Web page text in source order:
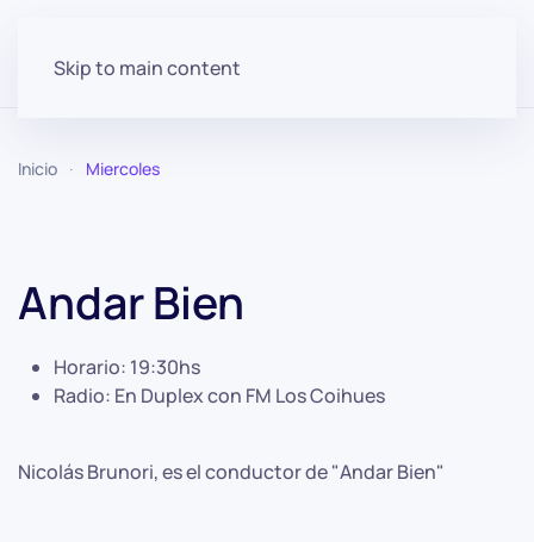
Skip to main content
Inicio Miercoles
Andar Bien
Horario: 19:30hs
Radio: En Duplex con FM Los Coihues
Nicolás Brunori, es el conductor de "Andar Bien"